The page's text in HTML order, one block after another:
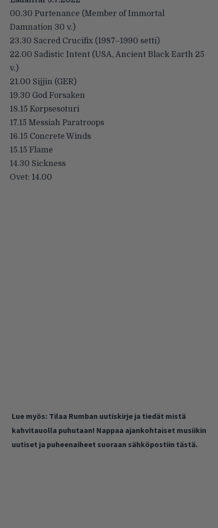
00.30 Purtenance (Member of Immortal
Damnation 30 v.)
23.30 Sacred Crucifix (1987–1990 setti)
22.00 Sadistic Intent (USA, Ancient Black Earth 25
v.)
21.00 Sijjin (GER)
19.30 God Forsaken
18.15 Korpsesoturi
17.15 Messiah Paratroops
16.15 Concrete Winds
15.15 Flame
14.30 Sickness
Ovet: 14.00
Lue myös: Tilaa Rumban uutiskirje ja tiedät mistä
kahvitauolla puhutaan! Nappaa ajankohtaiset musiikin
uutiset ja puheenaiheet suoraan sähköpostiin tästä.